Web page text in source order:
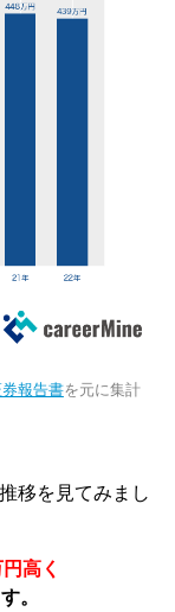
報告書を元に集計
移を見てみまし
高く
。